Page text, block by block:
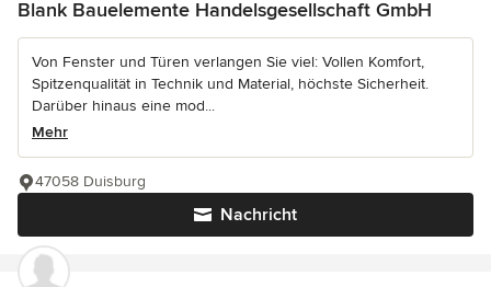
Blank Bauelemente Handelsgesellschaft GmbH
Von Fenster und Türen verlangen Sie viel: Vollen Komfort,
Spitzenqualität in Technik und Material, höchste Sicherheit.
Darüber hinaus eine mod...
Mehr
Nachricht
47058 Duisburg